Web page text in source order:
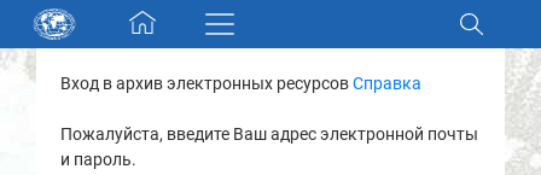
Skip navigation
Разделы и коллекции
Электронный каталог
Вход в архив электронных ресурсовСправка
Пожалуйста, введите Ваш адрес электронной почты
и пароль.